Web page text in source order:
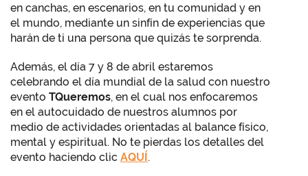
en canchas, en escenarios, en tu comunidad y en
el mundo, mediante un sinfín de experiencias que
harán de ti una persona que quizás te sorprenda.
Además, el día 7 y 8 de abril estaremos
celebrando el día mundial de la salud con nuestro
evento TQueremos, en el cual nos enfocaremos
en el autocuidado de nuestros alumnos por
medio de actividades orientadas al balance físico,
mental y espiritual. No te pierdas los detalles del
evento haciendo clic AQUÍ.